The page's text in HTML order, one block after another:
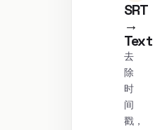
SRT
→
Text
去
除
时
间
戳，